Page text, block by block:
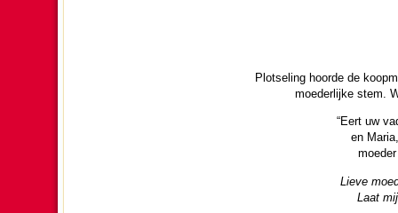
Plot­se­ling hoorde de
moe­der­lijke stem.
“Eert uw
en
Lieve
Laat